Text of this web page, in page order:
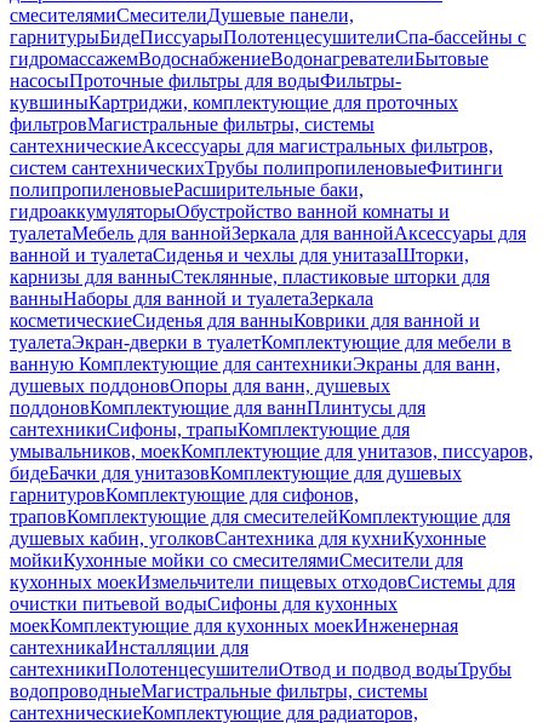
смесителямиСмесителиДушевые панели,
гарнитурыБидеПиссуарыПолотенцесушителиСпа-бассейны с
гидромассажемВодоснабжениеВодонагревателиБытовые
насосыПроточные фильтры для водыФильтры-
кувшиныКартриджи, комплектующие для проточных
фильтровМагистральные фильтры, системы
сантехническиеАксессуары для магистральных фильтров,
систем сантехническихТрубы полипропиленовыеФитинги
полипропиленовыеРасширительные баки,
гидроаккумуляторыОбустройство ванной комнаты и
туалетаМебель для ваннойЗеркала для ваннойАксессуары для
ванной и туалетаСиденья и чехлы для унитазаШторки,
карнизы для ванныСтеклянные, пластиковые шторки для
ванныНаборы для ванной и туалетаЗеркала
косметическиеСиденья для ванныКоврики для ванной и
туалетаЭкран-дверки в туалетКомплектующие для мебели в
ванную Комплектующие для сантехникиЭкраны для ванн,
душевых поддоновОпоры для ванн, душевых
поддоновКомплектующие для ваннПлинтусы для
сантехникиСифоны, трапыКомплектующие для
умывальников, моекКомплектующие для унитазов, писсуаров,
бидеБачки для унитазовКомплектующие для душевых
гарнитуровКомплектующие для сифонов,
траповКомплектующие для смесителейКомплектующие для
душевых кабин, уголковСантехника для кухниКухонные
мойкиКухонные мойки со смесителямиСмесители для
кухонных моекИзмельчители пищевых отходовСистемы для
очистки питьевой водыСифоны для кухонных
моекКомплектующие для кухонных моекИнженерная
сантехникаИнсталляции для
сантехникиПолотенцесушителиОтвод и подвод водыТрубы
водопроводныеМагистральные фильтры, системы
сантехническиеКомплектующие для радиаторов,